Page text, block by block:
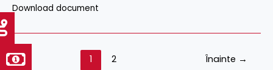
Download document
1 2 Înainte →